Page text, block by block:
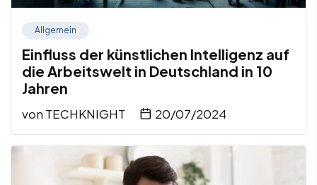
Allgemein
Einfluss der künstlichen Intelligenz auf
die Arbeitswelt in Deutschland in 10
Jahren
von TECHKNIGHT 20/07/2024